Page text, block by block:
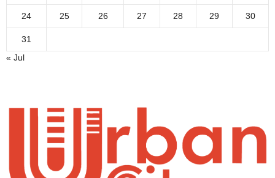
24 25 26 27 28 29 30
31
« Jul